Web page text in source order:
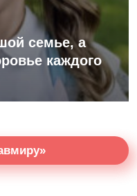
семье, а
каждого